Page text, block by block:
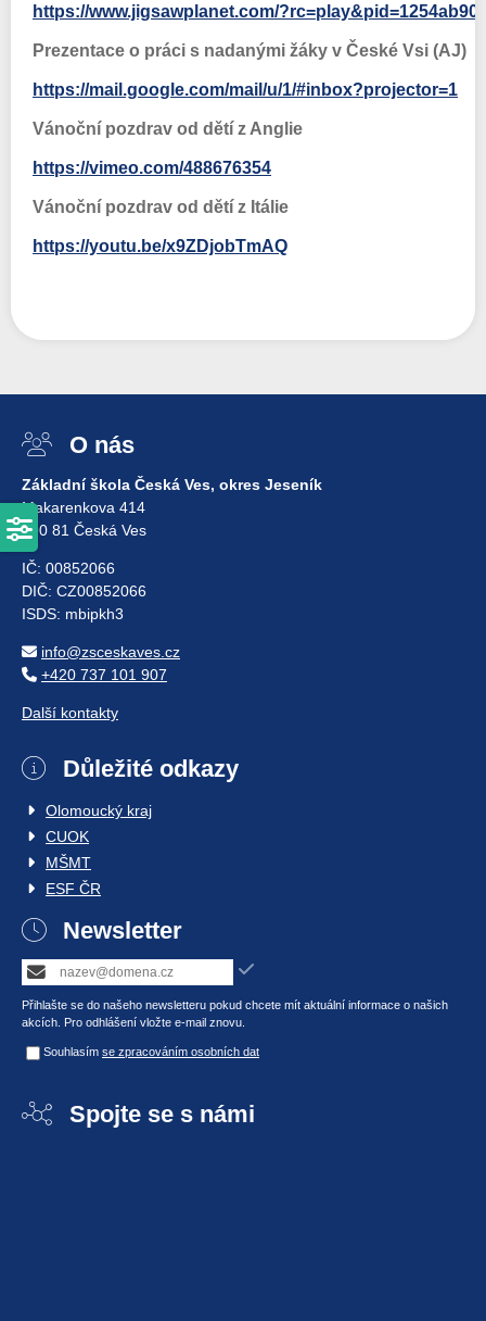
https://www.jigsawplanet.com/
Prezentace o práci s nadanými žáky v České Vsi (AJ)
https://mail.google.com/mail/u/1/#inbox?projector=1
Vánoční pozdrav od dětí z Anglie
https://vimeo.com/488676354
Vánoční pozdrav od dětí z Itálie
https://youtu.be/x9ZDjobTmAQ
O nás
Základní škola Česká Ves, okres Jeseník
Makarenkova 414
790 81 Česká Ves
IČ: 00852066
DIČ: CZ00852066
ISDS: mbipkh3
info@zsceskaves.cz
+420 737 101 907
Další kontakty
Důležité odkazy
Olomoucký kraj
CUOK
MŠMT
ESF ČR
Newsletter
Přihlašte se do našeho newsletteru pokud chcete mít aktuální informace o našich
akcích. Pro odhlášení vložte e-mail znovu.
Souhlasím se zpracováním osobních dat
Spojte se s námi